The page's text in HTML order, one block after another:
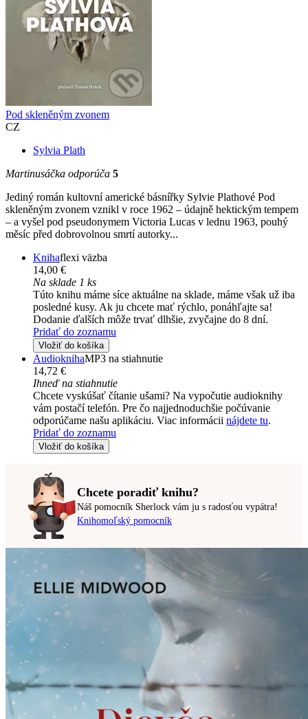
Pod skleněným zvonem
CZ
Sylvia Plath
Martinusáčka odporúča 5
Jediný román kultovní americké básnířky Sylvie Plathové Pod
skleněným zvonem vznikl v roce 1962 – údajně hektickým tempem
– a vyšel pod pseudonymem Victoria Lucas v lednu 1963, pouhý
měsíc před dobrovolnou smrtí autorky...
Knihaflexi väzba
14,00 €
Na sklade 1 ks
Túto knihu máme síce aktuálne na sklade, máme však už iba
posledné kusy. Ak ju chcete mať rýchlo, ponáhľajte sa!
Dodanie ďalších môže trvať dlhšie, zvyčajne do 8 dní.
Pridať do zoznamu
Vložiť do košíka
AudioknihaMP3 na stiahnutie
14,72 €
Ihneď na stiahnutie
Chcete vyskúšať čítanie ušami? Na vypočutie audioknihy
vám postačí telefón. Pre čo najjednoduchšie počúvanie
odporúčame našu aplikáciu. Viac informácii nájdete tu.
Pridať do zoznamu
Vložiť do košíka
Chcete poradiť knihu?
Náš pomocník Sherlock vám ju s radosťou vypátra!
Knihomoľský pomocník